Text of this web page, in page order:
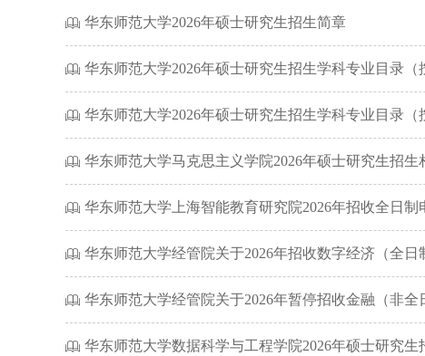
ꁡ 华东师范大学2026年硕士研究生招生简章
ꁡ 华东师范大学2026年硕士研究生招生学科专业目录（
ꁡ 华东师范大学2026年硕士研究生招生学科专业目录（
ꁡ 华东师范大学马克思主义学院2026年硕士研究生招生
ꁡ 华东师范大学上海智能教育研究院2026年招收全日
ꁡ 华东师范大学经管院关于2026年招收数字经济（全
ꁡ 华东师范大学经管院关于2026年暂停招收金融（非
ꁡ 华东师范大学数据科学与工程学院2026年硕士研究生